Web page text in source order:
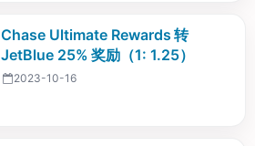
Chase Ultimate Rewards 转
JetBlue 25% 奖励（1: 1.25）
2023-10-16